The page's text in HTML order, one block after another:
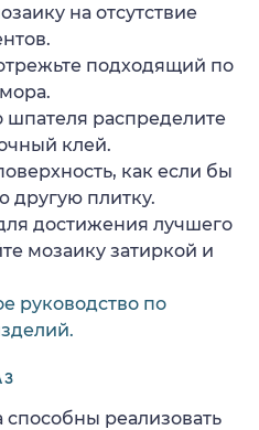
на отсутствие
подходящий по
распределите
клей.
как если бы
другую плитку.
достижения лучшего
мозаику затиркой и
руководство по
реализовать